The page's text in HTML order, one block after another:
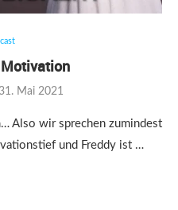
Mai 2021
Also wir sprechen zumindest
und Freddy ist …